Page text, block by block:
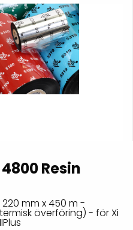
Resin
mm x 450 m -
överföring) - för Xi